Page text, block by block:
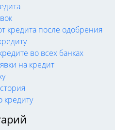
кредита после одобрения
во всех банках
на кредит
кредиту